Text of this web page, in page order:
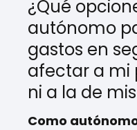
¿Qué
autónomo
gastos en
afectar a mi
ni a la de
Como